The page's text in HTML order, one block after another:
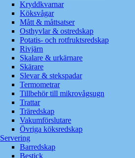
Kryddkvarnar
Köksvågar
Mått & måttsatser
Osthyvlar & ostredskap
Potatis- och rotfruktsredskap
Rivjärn
Skalare & urkärnare
Skärare
Slevar & stekspadar
Termometrar
Tillbehör till mikrovågsugn
Trattar
Träredskap
Vakumförslutare
Övriga köksredskap
Servering
Barredskap
Bestick